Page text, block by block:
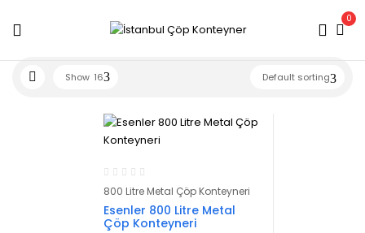
0
Default sorting
Show 16
800 Litre Metal Çöp Konteyneri
Esenler 800 Litre Metal
Çöp Konteyneri